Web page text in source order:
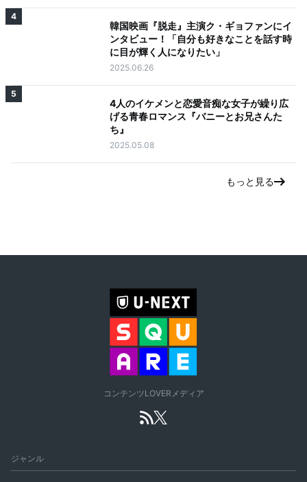
4
韓国映画『脱走』主演ク・ギョファンにイ
ンタビュー！「自分も好きなことを話す時
に目が輝く人になりたい」
2025.06.26
5
4人のイケメンと恋愛音痴な女子が繰り広
げる青春ロマンス『バニーとお兄さんた
ち』
2025.05.08
もっと見る
コンテンツLOVERメディア
ジャンル